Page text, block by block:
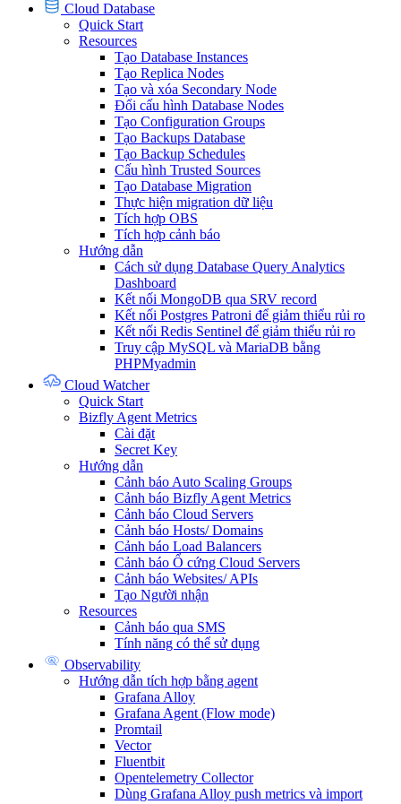
Cloud Database
Quick Start
Resources
Tạo Database Instances
Tạo Replica Nodes
Tạo và xóa Secondary Node
Đổi cấu hình Database Nodes
Tạo Configuration Groups
Tạo Backups Database
Tạo Backup Schedules
Cấu hình Trusted Sources
Tạo Database Migration
Thực hiện migration dữ liệu
Tích hợp OBS
Tích hợp cảnh báo
Hướng dẫn
Cách sử dụng Database Query Analytics
Dashboard
Kết nối MongoDB qua SRV record
Kết nối Postgres Patroni để giảm thiểu rủi ro
Kết nối Redis Sentinel để giảm thiểu rủi ro
Truy cập MySQL và MariaDB bằng
PHPMyadmin
Cloud Watcher
Quick Start
Bizfly Agent Metrics
Cài đặt
Secret Key
Hướng dẫn
Cảnh báo Auto Scaling Groups
Cảnh báo Bizfly Agent Metrics
Cảnh báo Cloud Servers
Cảnh báo Hosts/ Domains
Cảnh báo Load Balancers
Cảnh báo Ổ cứng Cloud Servers
Cảnh báo Websites/ APIs
Tạo Người nhận
Resources
Cảnh báo qua SMS
Tính năng có thể sử dụng
Observability
Hướng dẫn tích hợp bằng agent
Grafana Alloy
Grafana Agent (Flow mode)
Promtail
Vector
Fluentbit
Opentelemetry Collector
Dùng Grafana Alloy push metrics và import